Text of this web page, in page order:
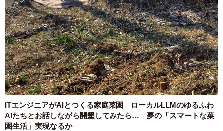
ITエンジニアがAIとつくる家庭菜園 ローカルLLMのゆるふわ
AIたちとお話しながら開墾してみたら… 夢の「スマートな菜
園生活」実現なるか